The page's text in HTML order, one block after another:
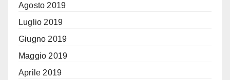
Agosto 2019
Luglio 2019
Giugno 2019
Maggio 2019
Aprile 2019